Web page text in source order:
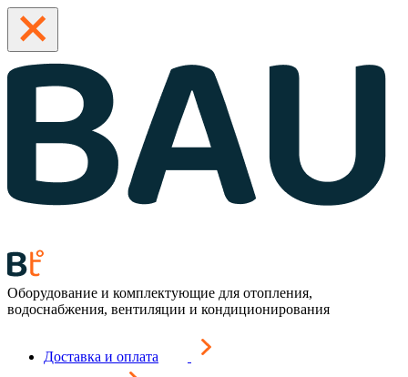
Оборудование и комплектующие для отопления,
водоснабжения, вентиляции и кондиционирования
Доставка и оплата